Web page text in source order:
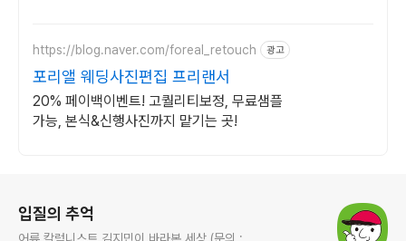
https://blog.naver.com/foreal_retouch 광고
포리앨 웨딩사진편집 프리랜서
20% 페이백이벤트! 고퀄리티보정, 무료샘플
가능, 본식&신행사진까지 맡기는 곳!
입질의 추억